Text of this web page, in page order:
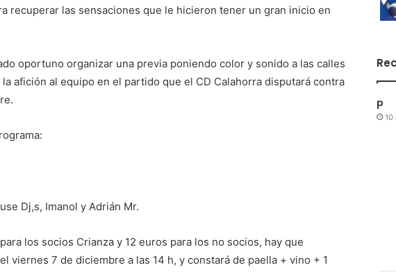
recuperar las sensaciones que le hicieron tener un gran inicio en
oportuno organizar una previa poniendo color y sonido a las calles
afición al equipo en el partido que el CD Calahorra disputará contra
Dj,s, Imanol y Adrián Mr.
los socios Crianza y 12 euros para los no socios, hay que
viernes 7 de diciembre a las 14 h, y constará de paella + vino + 1
p
10